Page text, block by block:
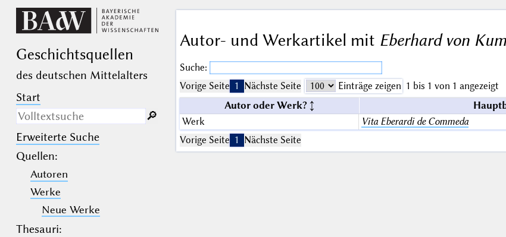
Geschichts­quellen
des deutschen Mittelalters
Start
Nur in Beschreibungs­texten
suchen
(der Unterstrich) ist Platzhalter für
genau ein Zeichen.
(das Prozentzeichen) ist Platzhalter
für kein, ein oder mehr als ein
Zeichen.
🔎︎
Erweiterte Suche
Quellen:
Autoren
Werke
Neue Werke
Thesauri:
Autor- und Werkartikel mit Eberhard von
Suche:
Vorige Seite 1 Nächste Seite Einträge zeigen 1 bis 1 von 1 angezeigt
Autor oder Werk?
Werk
Vita Eberardi de Commeda
Vorige Seite 1 Nächste Seite